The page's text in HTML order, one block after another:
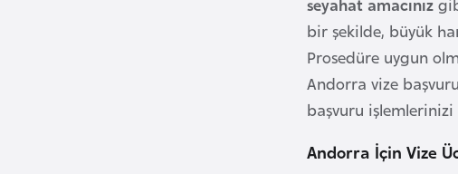
bir şekilde, büyük
Prosedüre uygun
Andorra vize
başvuru
Andorra İçin Vize